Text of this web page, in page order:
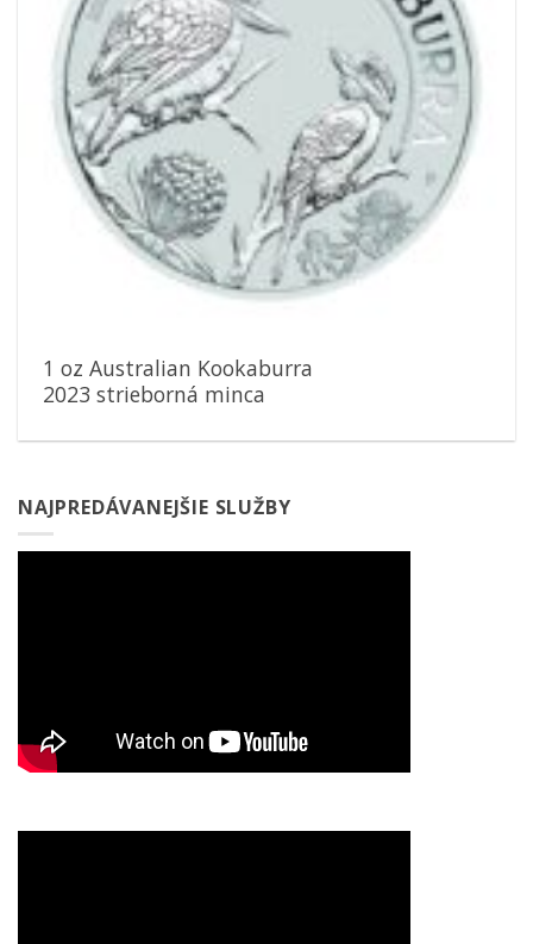
1 oz Australian Kookaburra
2023 strieborná minca
NAJPREDÁVANEJŠIE SLUŽBY